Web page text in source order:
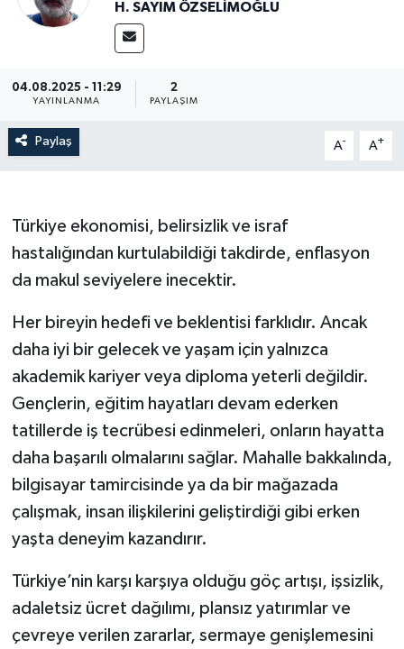
H. SAYIM ÖZSELİMOĞLU
04.08.2025 - 11:29
YAYINLANMA
2
PAYLAŞIM
Paylaş A- A+
Türkiye ekonomisi, belirsizlik ve israf
hastalığından kurtulabildiği takdirde, enflasyon
da makul seviyelere inecektir.
Her bireyin hedefi ve beklentisi farklıdır. Ancak
daha iyi bir gelecek ve yaşam için yalnızca
akademik kariyer veya diploma yeterli değildir.
Gençlerin, eğitim hayatları devam ederken
tatillerde iş tecrübesi edinmeleri, onların hayatta
daha başarılı olmalarını sağlar. Mahalle bakkalında,
bilgisayar tamircisinde ya da bir mağazada
çalışmak, insan ilişkilerini geliştirdiği gibi erken
yaşta deneyim kazandırır.
Türkiye’nin karşı karşıya olduğu göç artışı, işsizlik,
adaletsiz ücret dağılımı, plansız yatırımlar ve
çevreye verilen zararlar, sermaye genişlemesini
Resmi İlanlar